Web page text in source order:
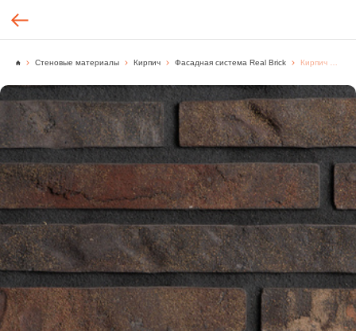
Стеновые материалы Кирпич Фасадная система Real Brick